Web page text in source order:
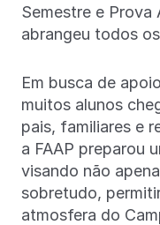
Semestre e Prova
abrangeu todos
Em busca de
muitos alunos
pais, familiares e
a FAAP preparou
visando não
sobretudo,
atmosfera do